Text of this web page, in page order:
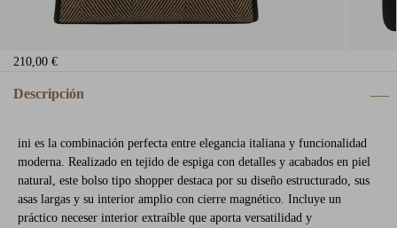
210,00 €
Descripción
ini es la combinación perfecta entre elegancia italiana y funcionalidad
moderna. Realizado en tejido de espiga con detalles y acabados en piel
natural, este bolso tipo shopper destaca por su diseño estructurado, sus
asas largas y su interior amplio con cierre magnético. Incluye un
práctico neceser interior extraíble que aporta versatilidad y